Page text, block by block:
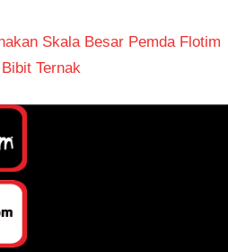
Skala Besar Pemda Flotim
Ternak